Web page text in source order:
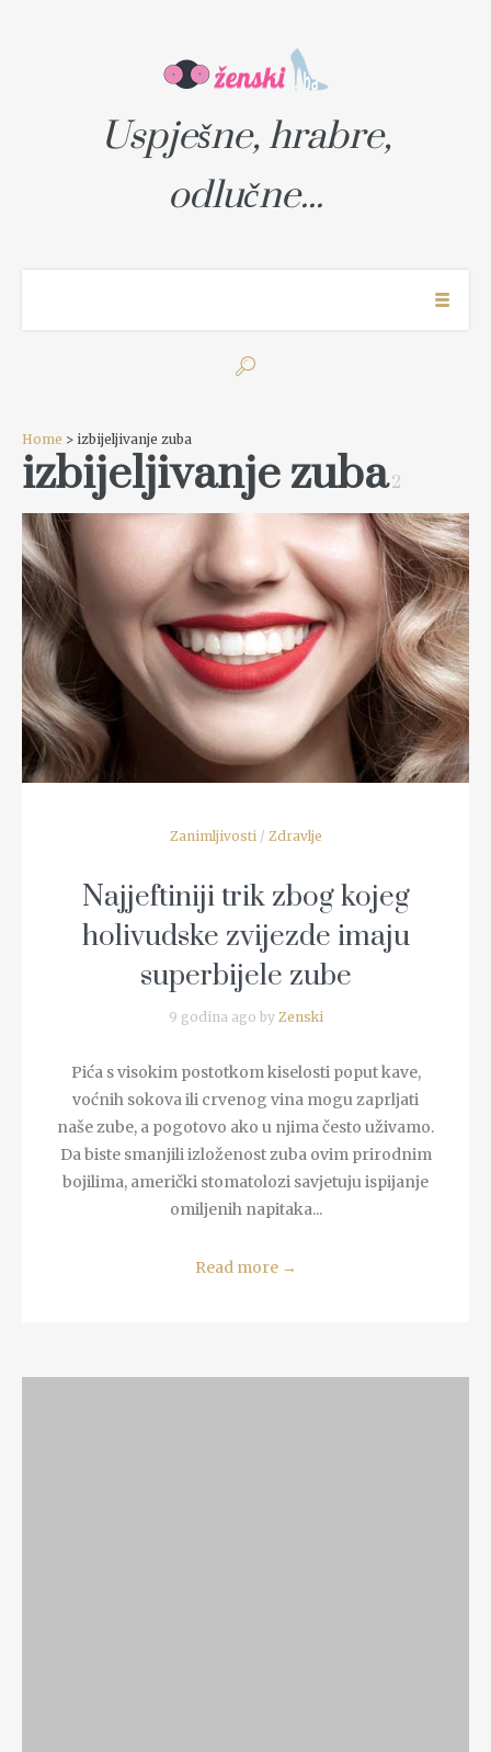
Uspješne, hrabre,
odlučne...
Home > izbijeljivanje zuba
izbijeljivanje zuba2
READ MORE
Zanimljivosti / Zdravlje
Najjeftiniji trik zbog kojeg
holivudske zvijezde imaju
superbijele zube
9 godina ago by Zenski
Pića s visokim postotkom kiselosti poput kave,
voćnih sokova ili crvenog vina mogu zaprljati
naše zube, a pogotovo ako u njima često uživamo.
Da biste smanjili izloženost zuba ovim prirodnim
bojilima, američki stomatolozi savjetuju ispijanje
omiljenih napitaka...
Read more →